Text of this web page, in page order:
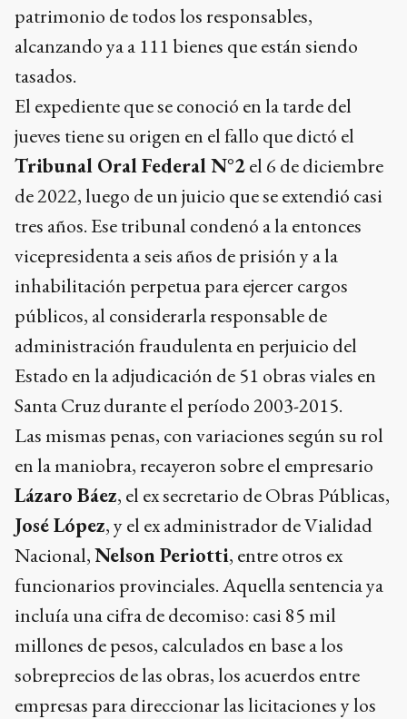
patrimonio de todos los responsables,
alcanzando ya a 111 bienes que están siendo
tasados.
El expediente que se conoció en la tarde del
jueves tiene su origen en el fallo que dictó el
Tribunal Oral Federal N°2el 6 de diciembre
de 2022, luego de un juicio que se extendió casi
tres años. Ese tribunal condenó a la entonces
vicepresidenta a seis años de prisión y a la
inhabilitación perpetua para ejercer cargos
públicos, al considerarla responsable de
administración fraudulenta en perjuicio del
Estado en la adjudicación de 51 obras viales en
Santa Cruz durante el período 2003-2015.
Las mismas penas, con variaciones según su rol
en la maniobra, recayeron sobre el empresario
Lázaro Báez, el ex secretario de Obras Públicas,
José López, y el ex administrador de Vialidad
Nacional,Nelson Periotti, entre otros ex
funcionarios provinciales. Aquella sentencia ya
incluía una cifra de decomiso: casi 85 mil
millones de pesos, calculados en base a los
sobreprecios de las obras, los acuerdos entre
empresas para direccionar las licitaciones y los